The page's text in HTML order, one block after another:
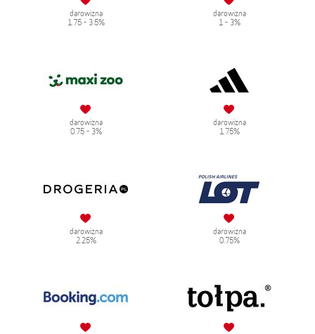
darowizna
1.75 - 3.5%
darowizna
1 - 3%
darowizna
0.75 - 3%
darowizna
1.75%
darowizna
2.25%
darowizna
0.75%